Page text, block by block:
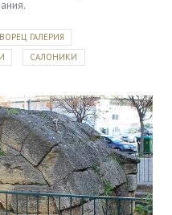
ГАЛЕРИЯ
САЛОНИКИ